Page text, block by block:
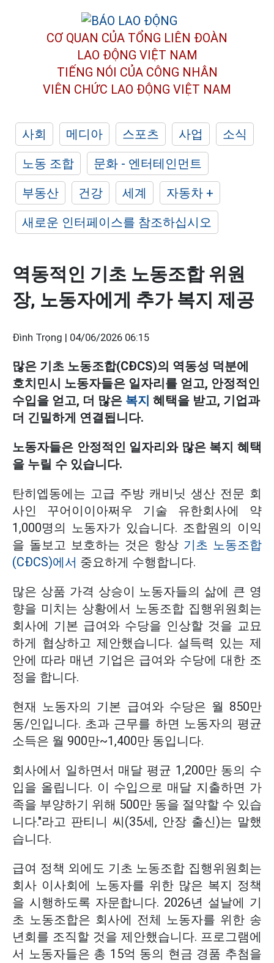
CƠ QUAN CỦA TỔNG LIÊN ĐOÀN
LAO ĐỘNG VIỆT NAM
TIẾNG NÓI CỦA CÔNG NHÂN
VIÊN CHỨC LAO ĐỘNG VIỆT NAM
사회 메디아 스포츠 사업
소식
노동 조합
문화 - 엔터테인먼트
부동산
건강 세계
자동차 +
새로운 인터페이스를 참조하십시오
역동적인 기초 노동조합 위원
장, 노동자에게 추가 복지 제공
Đình Trọng | 04/06/2026 06:15
많은 기초 노동조합(CĐCS)의 역동성 덕분에
호치민시 노동자들은 일자리를 얻고, 안정적인
수입을 얻고, 더 많은 복지 혜택을 받고, 기업과
더 긴밀하게 연결됩니다.
노동자들은 안정적인 일자리와 많은 복지 혜택
을 누릴 수 있습니다.
탄히엡동에는 고급 주방 캐비닛 생산 전문 회
사인 꾸어이이아쩌우 기술 유한회사에 약
1,000명의 노동자가 있습니다. 조합원의 이익
을 돌보고 보호하는 것은 항상 기초 노동조합
(CĐCS)에서 중요하게 수행합니다.
많은 상품 가격 상승이 노동자들의 삶에 큰 영
향을 미치는 상황에서 노동조합 집행위원회는
회사에 기본 급여와 수당을 인상할 것을 교묘
하게 협상하고 제안했습니다. 설득력 있는 제
안에 따라 매년 기업은 급여와 수당에 대한 조
정을 합니다.
현재 노동자의 기본 급여와 수당은 월 850만
동/인입니다. 초과 근무를 하면 노동자의 평균
소득은 월 900만~1,400만 동입니다.
회사에서 일하면서 매달 평균 1,200만 동의 수
입을 올립니다. 이 수입으로 매달 지출하면 가
족을 부양하기 위해 500만 동을 절약할 수 있습
니다."라고 판티니 씨(35세, 안장 출신)는 말했
습니다.
급여 정책 외에도 기초 노동조합 집행위원회는
회사 이사회에 노동자를 위한 많은 복지 정책
을 시행하도록 자문합니다. 2026년 설날에 기
초 노동조합은 회사에 전체 노동자를 위한 송
년회를 조직할 것을 제안했습니다. 프로그램에
서 노동자들은 총 15억 동의 현금 경품 추첨을